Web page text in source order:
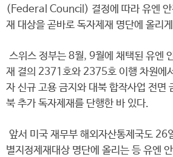
(Federal Council) 결정에 따라 유엔 안
재 대상을 곧바로 독자제재 명단에 올리
스위스 정부는 8월, 9월에 채택된 유엔
재 결의 2371호와 2375호 이행 차원에
자 신규 고용 금지와 대북 합작사업 전면
북 추가 독자제재를 단행한 바 있다.
앞서 미국 재무부 해외자산통제국도 26
별지정제재대상 명단에 올리는 등 유엔